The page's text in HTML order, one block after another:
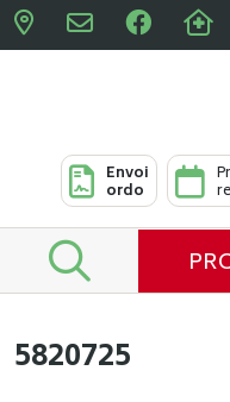
Envoi
ordo
5820725